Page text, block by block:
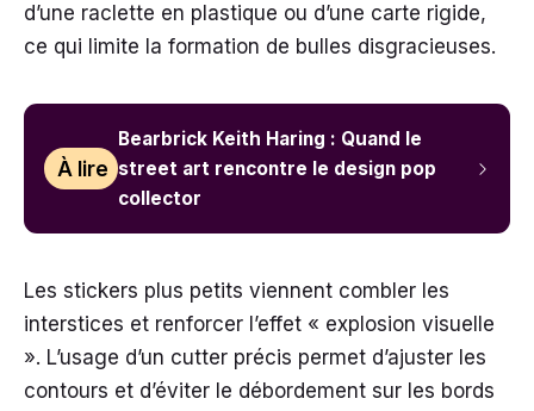
d’une raclette en plastique ou d’une carte rigide,
ce qui limite la formation de bulles disgracieuses.
À lire
Bearbrick Keith Haring : Quand le
street art rencontre le design pop
collector
Les stickers plus petits viennent combler les
interstices et renforcer l’effet « explosion visuelle
». L’usage d’un cutter précis permet d’ajuster les
contours et d’éviter le débordement sur les bords